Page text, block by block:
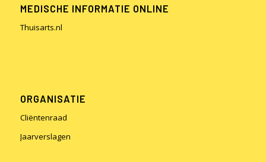
MEDISCHE INFORMATIE ONLINE
Thuisarts.nl
ORGANISATIE
Cliëntenraad
Jaarverslagen